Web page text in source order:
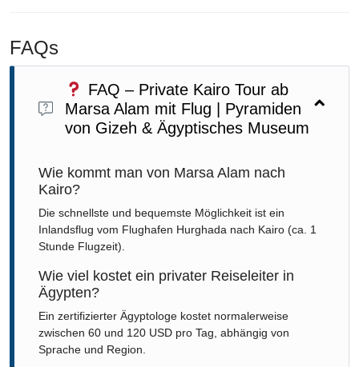
FAQs
FAQ – Private Kairo Tour ab
Marsa Alam mit Flug | Pyramiden
von Gizeh & Ägyptisches Museum
Wie kommt man von Marsa Alam nach
Kairo?
Die schnellste und bequemste Möglichkeit ist ein
Inlandsflug vom Flughafen Hurghada nach Kairo (ca. 1
Stunde Flugzeit).
Wie viel kostet ein privater Reiseleiter in
Ägypten?
Ein zertifizierter Ägyptologe kostet normalerweise
zwischen 60 und 120 USD pro Tag, abhängig von
Sprache und Region.